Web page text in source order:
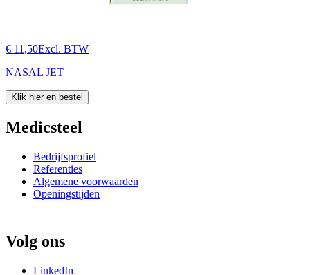
€ 11,50Excl. BTW
NASAL JET
Klik hier en bestel
Medicsteel
Bedrijfsprofiel
Referenties
Algemene voorwaarden
Openingstijden
Volg ons
LinkedIn